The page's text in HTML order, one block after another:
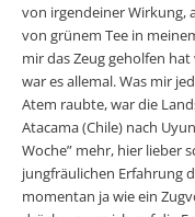
von irgendeiner Wirkung,
von grünem Tee in
mir das Zeug geholfen
war es allemal. Was mir
Atem raubte, war die
Atacama (Chile) nach
Woche” mehr, hier lieber
jungfräulichen Erfahrung
momentan ja wie ein